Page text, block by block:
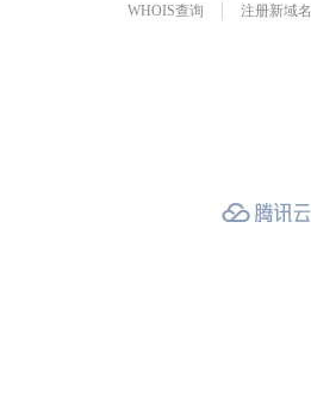
WHOIS查询 注册新域名